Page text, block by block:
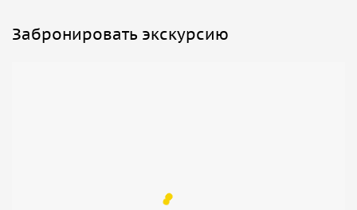
Забронировать экскурсию